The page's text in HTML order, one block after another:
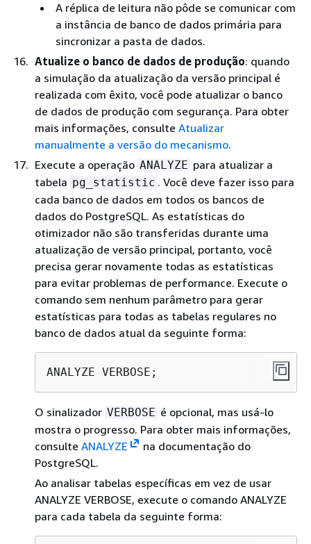
A réplica de leitura não pôde se comunicar com
a instância de banco de dados primária para
sincronizar a pasta de dados.
Atualize o banco de dados de produção: quando
a simulação da atualização da versão principal é
realizada com êxito, você pode atualizar o banco
de dados de produção com segurança. Para obter
mais informações, consulte Atualizar
manualmente a versão do mecanismo.
Execute a operação ANALYZE para atualizar a
tabela pg_statistic . Você deve fazer isso para
cada banco de dados em todos os bancos de
dados do PostgreSQL. As estatísticas do
otimizador não são transferidas durante uma
atualização de versão principal, portanto, você
precisa gerar novamente todas as estatísticas
para evitar problemas de performance. Execute o
comando sem nenhum parâmetro para gerar
estatísticas para todas as tabelas regulares no
banco de dados atual da seguinte forma:
ANALYZE VERBOSE;
O sinalizador VERBOSE é opcional, mas usá-lo
mostra o progresso. Para obter mais informações,
consulte ANALYZE
na documentação do
PostgreSQL.
Ao analisar tabelas específicas em vez de usar
ANALYZE VERBOSE, execute o comando ANALYZE
para cada tabela da seguinte forma: